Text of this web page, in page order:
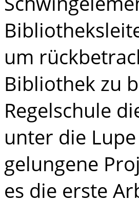
um
Bibliothek zu
Regelschule
unter die
gelungene
es die erste